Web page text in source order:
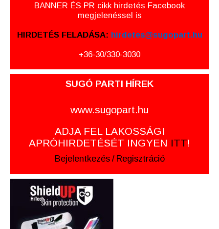
BANNER ÉS PR cikk hirdetés Facebook
megjelenéssel is
HIRDETÉS FELADÁSA: hirdetes@sugopart.hu
+36-30/330-3030
SUGÓ PARTI HÍREK
www.sugopart.hu
ADJA FEL LAKOSSÁGI
APRÓHIRDETÉSÉT INGYEN ITT!
Bejelentkezés / Regisztráció